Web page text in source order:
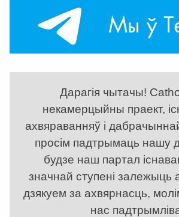
Дарагія чытачы!
некамерцыйны праект,
ахвяраванняў і
просім падтрымаць нашу
будзе наш партал
значнай ступені
дзякуем за ахвярнасць,
нас